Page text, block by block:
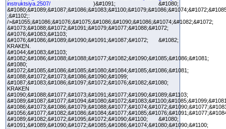
instruktsiya.2507/ )&#1091; &#1080;
;&#1102;:
/>&#1055;&#1086;&#1076;&#1075;&#1086;&#1090;&#1086;&#1074;&#1082;&#1072;
&#1073;&#1088;&#1072;&#1091;&#1079;&#1077;&#1088;&#1072;
&#1076;&#1083;&#1103;
&#1076;&#1086;&#1089;&#1090;&#1091;&#1087;&#1072; &#1082;
KRAKEN.
&#1044;&#1083;&#1103;
&#1082;&#1086;&#1088;&#1088;&#1077;&#1082;&#1090;&#1085;&#1086;&#1081;
&#1080;
&#1072;&#1085;&#1086;&#1085;&#1080;&#1084;&#1085;&#1086;&#1081;
&#1088;&#1072;&#1073;&#1086;&#1090;&#1099;
&#1087;&#1083;&#1086;&#1097;&#1072;&#1076;&#1082;&#1080;
KRAKEN
&#1090;&#1088;&#1077;&#1073;&#1091;&#1077;&#1090;&#1089;&#1103;
&#1089;&#1082;&#1072;&#1095;&#1072;&#1090;&#1100; &#1080;
&#1091;&#1089;&#1090;&#1072;&#1085;&#1086;&#1074;&#1080;&#1090;&#1100;